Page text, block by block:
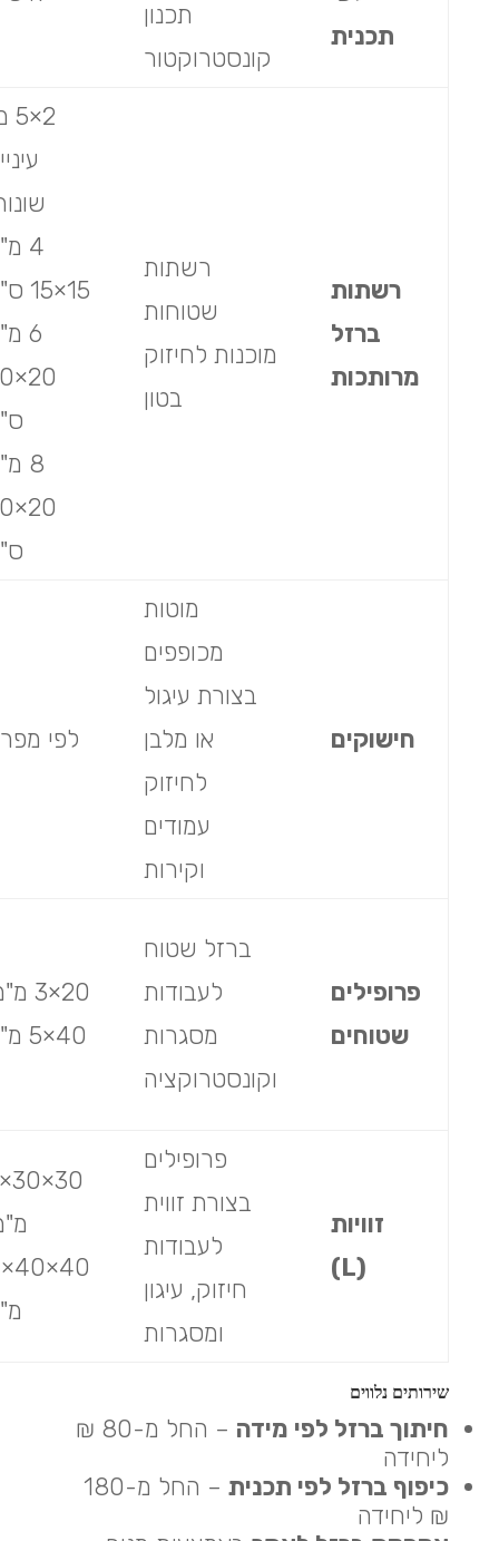
תכנית
תכנון
קונסטרוקטור
רשתות
ברזל
מרותכות
רשתות
שטוחות
מוכנות לחיזוק
בטון
4
15×15 ס"מ
6
8
חישוקים
מוטות
מכופפים
בצורת עיגול
או מלבן
לחיזוק
עמודים
וקירות
לפי
פרופילים
שטוחים
ברזל שטוח
לעבודות
מסגרות
וקונסטרוקציה
20×3
40×5 מ"מ
זוויות
(L)
פרופילים
בצורת זווית
לעבודות
חיזוק, עיגון
ומסגרות
שירותים נלווים
חיתוך ברזל לפי מידה
– החל מ-80 ₪
ליחידה
כיפוף ברזל לפי תכנית
– החל מ-180
₪ ליחידה